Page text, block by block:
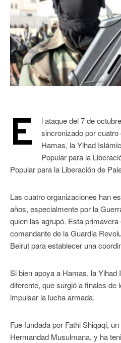
E
l ataque del 7 de
sincronizado por
Hamas, la Yihad
Popular para la
Popular para la Liberación de
Las cuatro organizaciones han
años, especialmente por la
quien las agrupó. Esta
comandante de la Guardia
Beirut para establecer una
Si bien apoya a Hamas, la
diferente, que surgió a finales de
impulsar la lucha armada.
Fue fundada por Fathi Shiqaqi,
Hermandad Musulmana, y ha